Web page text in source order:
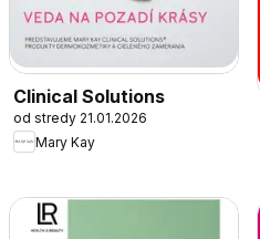
Clinical Solutions
od stredy 21.01.2026
Mary Kay